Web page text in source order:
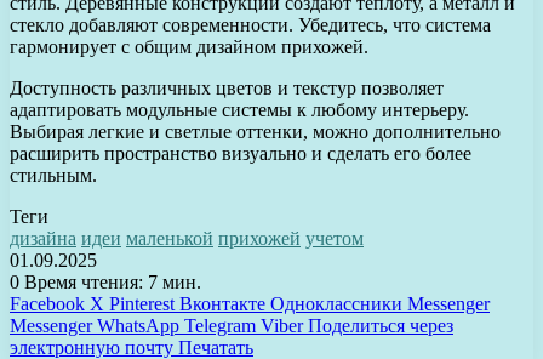
стекло добавляют современности. Убедитесь, что система
гармонирует с общим дизайном прихожей.
Доступность различных цветов и текстур позволяет
адаптировать модульные системы к любому интерьеру.
Выбирая легкие и светлые оттенки, можно дополнительно
расширить пространство визуально и сделать его более
стильным.
Теги
дизайна идеи маленькой прихожей учетом
01.09.2025
0 Время чтения: 7 мин.
Facebook X Pinterest Вконтакте Одноклассники Messenger
Messenger WhatsApp Telegram Viber Поделиться через
электронную почту Печатать